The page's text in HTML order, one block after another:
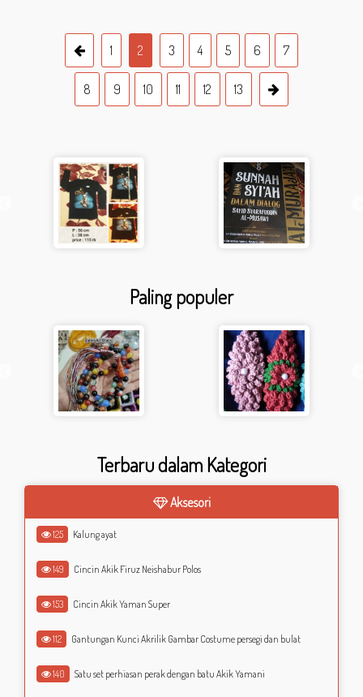
1 2 3 4 5 6 7
8 9 10 11 12 13
Paling populer
Terbaru dalam Kategori
Aksesori
125 Kalung ayat
149 Cincin Akik Firuz Neishabur Polos
153 Cincin Akik Yaman Super
112 Gantungan Kunci Akrilik Gambar Costume persegi dan bulat
140 Satu set perhiasan perak dengan batu Akik Yamani